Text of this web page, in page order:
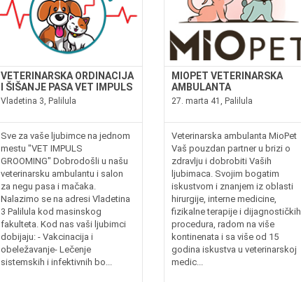
VETERINARSKA ORDINACIJA
I ŠIŠANJE PASA VET IMPULS
Vladetina 3, Palilula
Sve za vaše ljubimce na jednom
mestu "VET IMPULS
GROOMING" Dobrodošli u našu
veterinarsku ambulantu i salon
za negu pasa i mačaka.
Nalazimo se na adresi Vladetina
3 Palilula kod masinskog
fakulteta. Kod nas vaši ljubimci
dobijaju: - Vakcinacija i
obeležavanje- Lečenje
sistemskih i infektivnih bo...
MIOPET VETERINARSKA
AMBULANTA
27. marta 41, Palilula
Veterinarska ambulanta MioPet
Vaš pouzdan partner u brizi o
zdravlju i dobrobiti Vaših
ljubimaca. Svojim bogatim
iskustvom i znanjem iz oblasti
hirurgije, interne medicine,
fizikalne terapije i dijagnostičkih
procedura, radom na više
kontinenata i sa više od 15
godina iskustva u veterinarskoj
medic...